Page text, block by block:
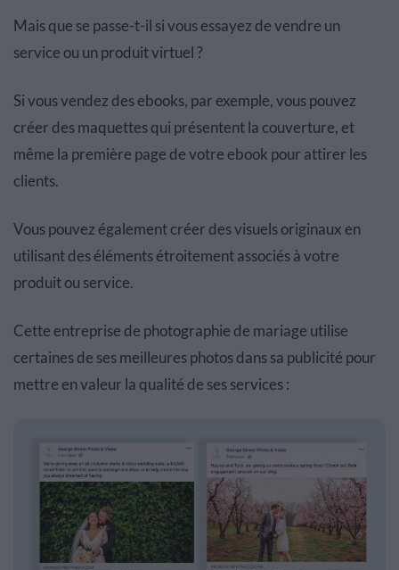
Mais que se passe-t-il si vous essayez de vendre un
service ou un produit virtuel ?
Si vous vendez des ebooks, par exemple, vous pouvez
créer des maquettes qui présentent la couverture, et
même la première page de votre ebook pour attirer les
clients.
Vous pouvez également créer des visuels originaux en
utilisant des éléments étroitement associés à votre
produit ou service.
Cette entreprise de photographie de mariage utilise
certaines de ses meilleures photos dans sa publicité pour
mettre en valeur la qualité de ses services :